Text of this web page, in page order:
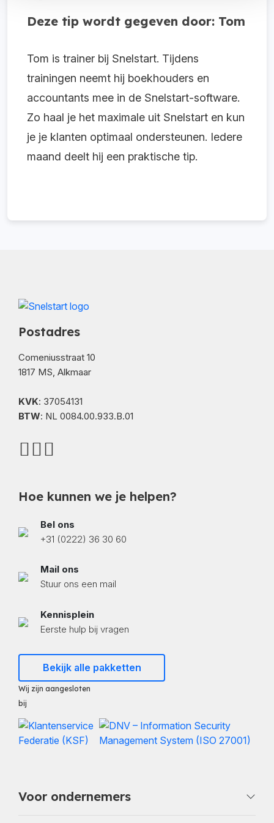
Deze tip wordt gegeven door: Tom
Tom is trainer bij Snelstart. Tijdens
trainingen neemt hij boekhouders en
accountants mee in de Snelstart-software.
Zo haal je het maximale uit Snelstart en kun
je je klanten optimaal ondersteunen. Iedere
maand deelt hij een praktische tip.
Postadres
Comeniusstraat 10
1817 MS, Alkmaar
KVK: 37054131
BTW: NL 0084.00.933.B.01
Hoe kunnen we je helpen?
Bel ons
+31 (0222) 36 30 60
Mail ons
Stuur ons een mail
Kennisplein
Eerste hulp bij vragen
Bekijk alle pakketten
Wij zijn aangesloten
bij
Voor ondernemers